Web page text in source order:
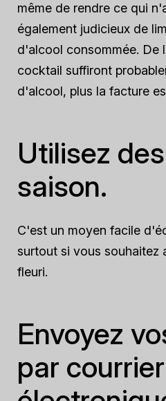
même de rendre ce qui
également judicieux de
d'alcool consommée. De
cocktail suffiront
d'alcool, plus la facture
Utilisez
saison.
C'est un moyen facile
surtout si vous souhaitez
fleuri.
Envoyez
par courrier